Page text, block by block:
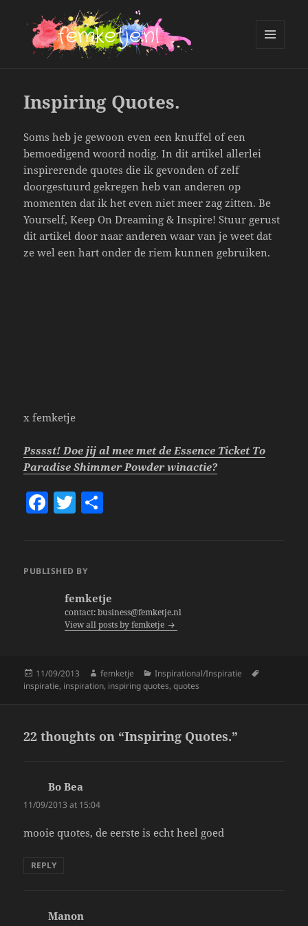
Inspiring Quotes.
Soms heb je gewoon even een knuffel of een
bemoedigend woord nodig. In dit artikel allerlei
inspirerende quotes die ik gevonden of zelf
doorgestuurd gekregen heb van anderen op
momenten dat ik het even niet meer zag zitten. Be
Yourself, Keep On Dreaming & Inspire! Stuur gerust
dit artikel door naar anderen waar van je weet dat
ze wel een hart onder de riem kunnen gebruiken.
x femketje
Psssst! Doe jij al mee met de Essence Ticket To
Paradise Shimmer Powder winactie?
F
e
T
er
PUBLISHED BY
femketje
contact: business@femketje.nl
View all posts by femketje
Posted
on
11/09/2013 Author
femketje Categories
Inspirational/Inspiratie
inspiratie, inspiration, inspiring quotes,quotes
22 thoughts on “Inspiring Quotes.”
Bo Bea
11/09/2013 at 15:04
mooie quotes, de eerste is echt heel goed
REPLY
Manon